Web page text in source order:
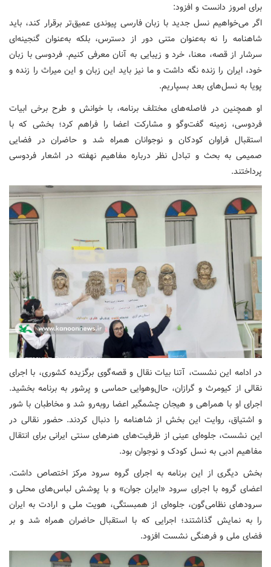
برای امروز دانست و افزود:
اگر می‌خواهیم نسل جدید با زبان فارسی پیوندی عمیق‌تر برقرار کند، باید
شاهنامه را نه به‌عنوان متنی دور از دسترس، بلکه به‌عنوان گنجینه‌ای
سرشار از قصه، معنا، خرد و زیبایی به آنان معرفی کنیم. فردوسی با زبان
خود، ایران را زنده نگه داشت و ما نیز باید این زبان و این میراث را زنده و
پویا به نسل‌های بعد بسپاریم.
او همچنین در فاصله‌های مختلف برنامه، با خوانش و طرح برخی ابیات
فردوسی، زمینه گفت‌وگو و مشارکت اعضا را فراهم کرد؛ بخشی که با
استقبال فراوان کودکان و نوجوانان همراه شد و حاضران در فضایی
صمیمی به بحث و تبادل نظر درباره مفاهیم نهفته در اشعار فردوسی
پرداختند.
در ادامه این نشست، آتنا بیات نقال و قصه‌گوی برگزیده کشوری، با اجرای
نقالی از کیومرث و گرازان، حال‌وهوایی حماسی و پرشور به برنامه بخشید.
اجرای او با همراهی و هیجان چشمگیر اعضا روبه‌رو شد و مخاطبان با شور
و اشتیاق، روایت این بخش از شاهنامه را دنبال کردند. حضور نقالی در
این نشست، جلوه‌ای عینی از ظرفیت‌های هنرهای سنتی ایرانی برای انتقال
مفاهیم ادبی به نسل کودک و نوجوان بود.
بخش دیگری از این برنامه به اجرای گروه سرود مرکز اختصاص داشت.
اعضای گروه با اجرای سرود «ایران جوان» و با پوشش لباس‌های محلی و
سرودهای نظامی‌گون، جلوه‌ای از همبستگی، هویت ملی و ارادت به ایران
را به نمایش گذاشتند؛ اجرایی که با استقبال حاضران همراه شد و بر
فضای ملی و فرهنگی نشست افزود.